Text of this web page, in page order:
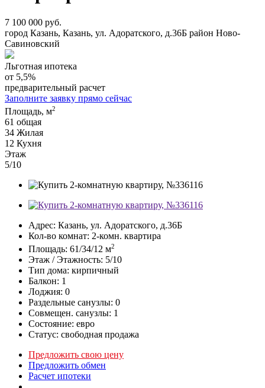
7 100 000 руб.
город Казань, Казань, ул. Адоратского, д.36Б район Ново-
Савиновский
Льготная ипотека
от 5,5%
предварительный расчет
Заполните заявку прямо сейчас
Площадь, м2
61 общая
34 Жилая
12 Кухня
Этаж
5/10
Адрес: Казань, ул. Адоратского, д.36Б
Кол-во комнат: 2-комн. квартира
Площадь: 61/34/12 м2
Этаж / Этажность: 5/10
Тип дома: кирпичный
Балкон: 1
Лоджия: 0
Раздельные санузлы: 0
Совмещен. санузлы: 1
Состояние: евро
Статус: свободная продажа
Предложить свою цену
Предложить обмен
Расчет ипотеки